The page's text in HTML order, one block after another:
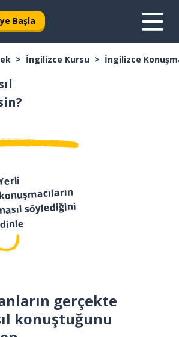
Başla
İngilizce Kursu İngilizce
nasıl söylediğini
dinle
gerçekte
konuştuğunu